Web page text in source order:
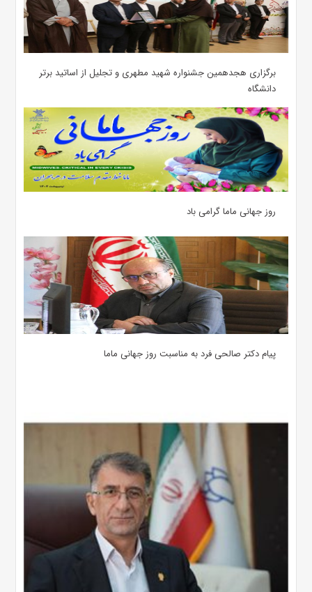
برگزاری هجدهمین جشنواره شهید مطهری و تجلیل از اساتید برتر
دانشگاه
روز جهانی ماما گرامی باد
پیام دکتر صالحی فرد به مناسبت روز جهانی ماما